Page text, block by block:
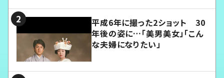
平成6年に撮った2ショット 30
年後の姿に…「美男美女」「こん
な夫婦になりたい」